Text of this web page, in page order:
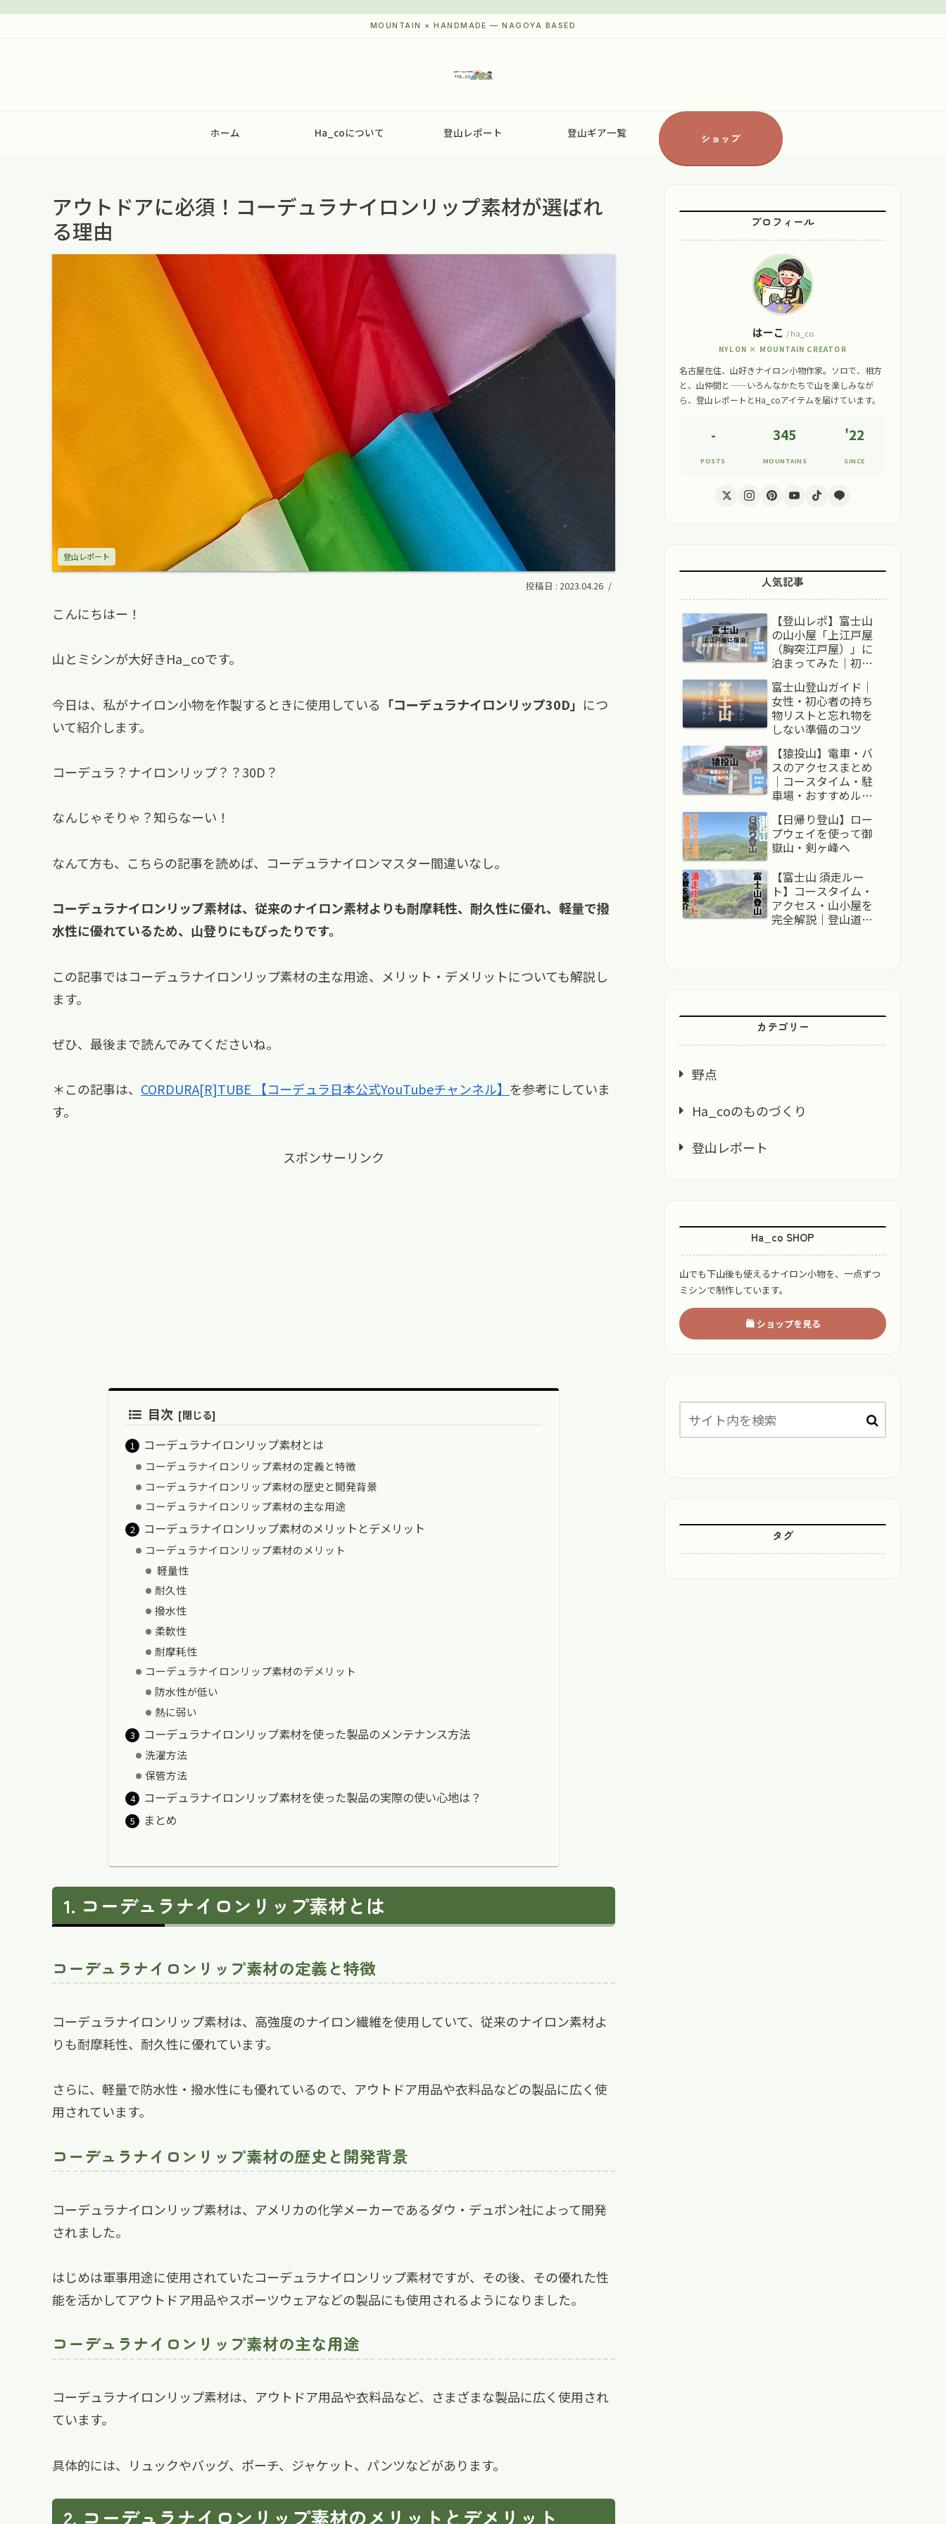
ホーム Ha_coについて 登山レポート 登山ギア一覧 ショップ
アウトドアに必須！コーデュラナイロンリップ素材が選ばれ
る理由
登山レポート
2023.04.26
こんにちはー！
山とミシンが大好きHa_coです。
今日は、私がナイロン小物を作製するときに使用している 「コーデュラナイロンリップ30D」 につ
いて紹介します。
コーデュラ？ナイロンリップ？？30D？
なんじゃそりゃ？知らなーい！
なんて方も、こちらの記事を読めば、コーデュラナイロンマスター間違いなし。
コーデュラナイロンリップ素材は、従来のナイロン素材よりも耐摩耗性、耐久性に優れ、軽量で撥
水性に優れているため、山登りにもぴったりです。
この記事ではコーデュラナイロンリップ素材の主な用途、メリット・デメリットについても解説し
ます。
ぜひ、最後まで読んでみてくださいね。
＊この記事は、 CORDURA[R]TUBE 【コーデュラ日本公式YouTubeチャンネル】 を参考にしていま
す。
スポンサーリンク
目次
コーデュラナイロンリップ素材とは
コーデュラナイロンリップ素材の定義と特徴
コーデュラナイロンリップ素材の歴史と開発背景
コーデュラナイロンリップ素材の主な用途
コーデュラナイロンリップ素材のメリットとデメリット
コーデュラナイロンリップ素材のメリット
軽量性
耐久性
撥水性
柔軟性
耐摩耗性
コーデュラナイロンリップ素材のデメリット
防水性が低い
熱に弱い
コーデュラナイロンリップ素材を使った製品のメンテナンス方法
洗濯方法
保管方法
コーデュラナイロンリップ素材を使った製品の実際の使い心地は？
まとめ
コーデュラナイロンリップ素材とは
コーデュラナイロンリップ素材の定義と特徴
コーデュラナイロンリップ素材は、高強度のナイロン繊維を使用していて、従来のナイロン素材よ
りも耐摩耗性、耐久性に優れています。
さらに、軽量で防水性・撥水性にも優れているので、アウトドア用品や衣料品などの製品に広く使
用されています。
コーデュラナイロンリップ素材の歴史と開発背景
コーデュラナイロンリップ素材は、アメリカの化学メーカーであるダウ・デュポン社によって開発
されました。
はじめは軍事用途に使用されていたコーデュラナイロンリップ素材ですが、その後、その優れた性
能を活かしてアウトドア用品やスポーツウェアなどの製品にも使用されるようになりました。
コーデュラナイロンリップ素材の主な用途
コーデュラナイロンリップ素材は、アウトドア用品や衣料品など、さまざまな製品に広く使用され
ています。
具体的には、リュックやバッグ、ポーチ、ジャケット、パンツなどがあります。
コーデュラナイロンリップ素材のメリットとデメリット
プロフィール
はーこ / ha_co
NYLON × MOUNTAIN CREATOR
名古屋在住、山好きナイロン小物作家。ソロで、相方
と、山仲間と——いろんなかたちで山を楽しみなが
ら、登山レポートとHa_coアイテムを届けています。
-
POSTS
345
MOUNTAINS
'22
SINCE
人気記事
【登山レポ】富士山
の山小屋「上江戸屋
（胸突江戸屋）」に
泊まってみた｜初心
体験記
富士山登山ガイド｜
女性・初心者の持ち
物リストと忘れ物を
しない準備のコツ
【猿投山】電車・バ
スのアクセスまとめ
｜コースタイム・駐
車場・おすすめルー
【日帰り登山】ロー
プウェイを使って御
嶽山・剣ヶ峰へ
【富士山 須走ルー
ト】コースタイム・
アクセス・山小屋を
完全解説｜登山道全
カテゴリー
野点
Ha_coのものづくり
登山レポート
Ha_co SHOP
山でも下山後も使えるナイロン小物を、一点ずつ
ミシンで制作しています。
🛍 ショップを見る
タグ